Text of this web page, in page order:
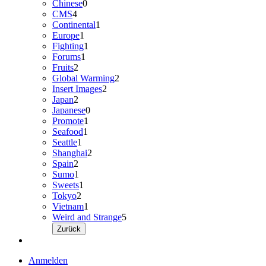
Chinese0
CMS4
Continental1
Europe1
Fighting1
Forums1
Fruits2
Global Warming2
Insert Images2
Japan2
Japanese0
Promote1
Seafood1
Seattle1
Shanghai2
Spain2
Sumo1
Sweets1
Tokyo2
Vietnam1
Weird and Strange5
Zurück
Anmelden